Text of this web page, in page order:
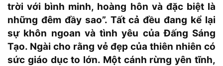
trời với bình minh, hoàng hôn và đặc biệt là
những đêm đầy sao”. Tất cả đều đang kể lại
sự khôn ngoan và tình yêu của Đấng Sáng
Tạo. Ngài cho rằng vẻ đẹp của thiên nhiên có
sức giáo dục to lớn. Một cánh rừng yên tĩnh,